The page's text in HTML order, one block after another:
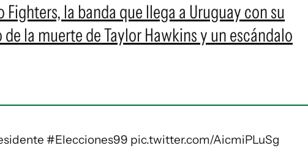
Fighters, la banda que llega a Uruguay con su
la muerte de Taylor Hawkins y un escándalo
#Elecciones99 pic.twitter.com/AicmiPLuSg